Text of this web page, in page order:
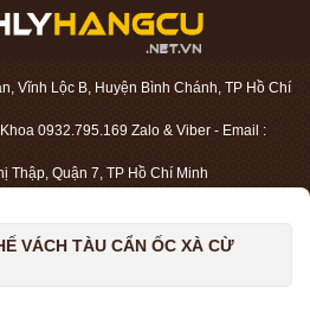
Vĩnh Lộc B, Huyện Bình Chánh, TP Hồ Chí
0932.795.169 Zalo & Viber - Email :
Thập, Quận 7, TP Hồ Chí Minh
VÁCH TÀU CẨN ỐC XÀ CỪ